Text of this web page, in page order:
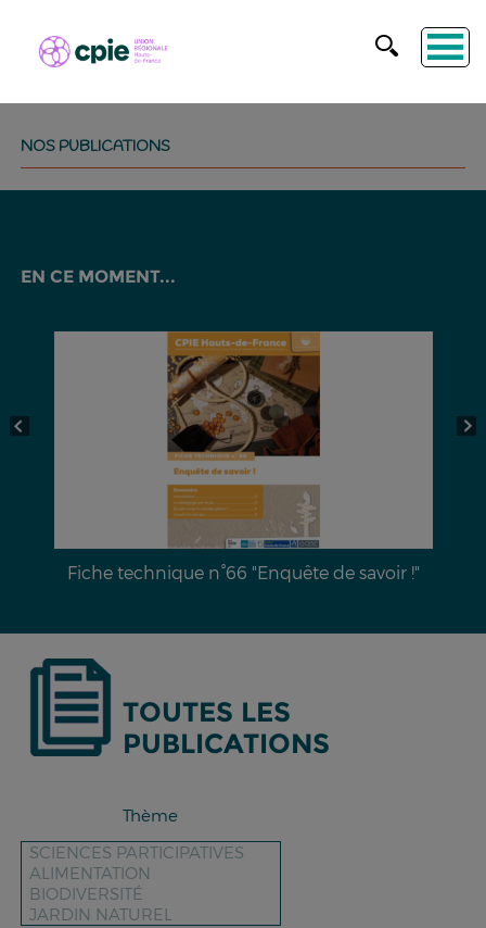
NOS PUBLICATIONS
EN CE MOMENT...
de savoir !"
Dossier documentaire n°28 :
TOUTES LES
PUBLICATIONS
Thème